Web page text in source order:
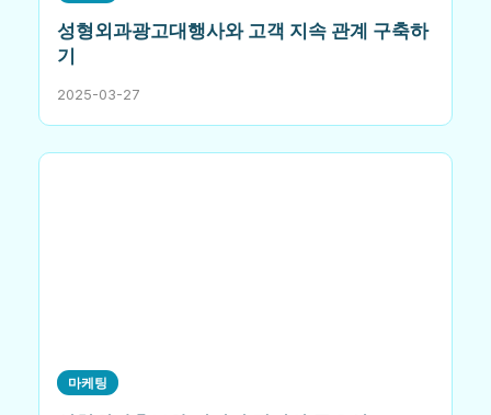
성형외과광고대행사와 고객 지속 관계 구축하
기
2025-03-27
마케팅